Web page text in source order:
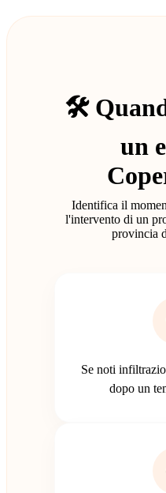
🛠️
un
Identifica il
l'intervento di un
provincia
Se noti
dopo un